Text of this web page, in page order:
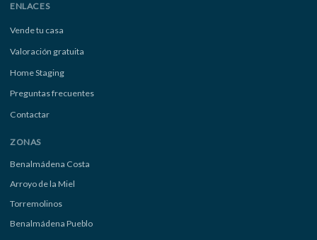
ENLACES
Vende tu casa
Valoración gratuita
Home Staging
Preguntas frecuentes
Contactar
ZONAS
Benalmádena Costa
Arroyo de la Miel
Torremolinos
Benalmádena Pueblo